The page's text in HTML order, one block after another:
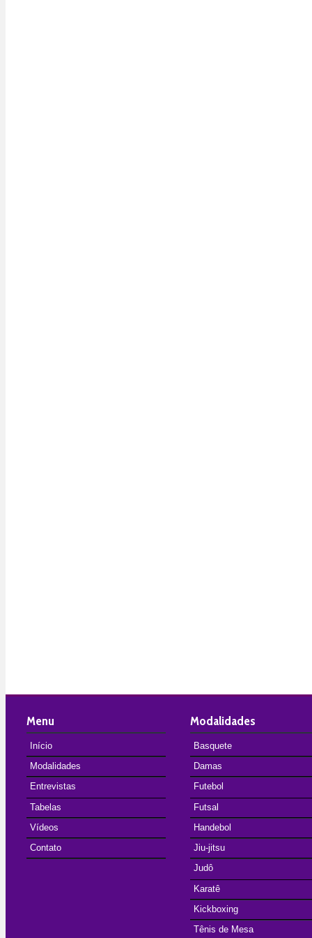
Menu
Início
Modalidades
Entrevistas
Tabelas
Vídeos
Contato
Modalidades
Basquete
Damas
Futebol
Futsal
Handebol
Jiu-jitsu
Judô
Karatê
Kickboxing
Tênis de Mesa